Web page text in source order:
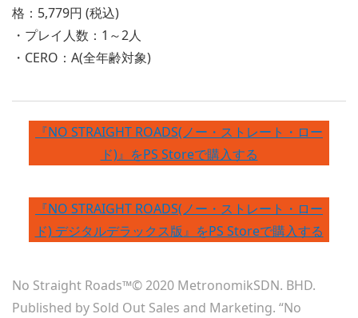
格：5,779円 (税込)
・プレイ人数：1～2人
・CERO：A(全年齢対象)
『NO STRAIGHT ROADS(ノー・ストレート・ロー
ド)』をPS Storeで購入する
『NO STRAIGHT ROADS(ノー・ストレート・ロー
ド) デジタルデラックス版』をPS Storeで購入する
No Straight Roads™© 2020 MetronomikSDN. BHD.
Published by Sold Out Sales and Marketing. “No